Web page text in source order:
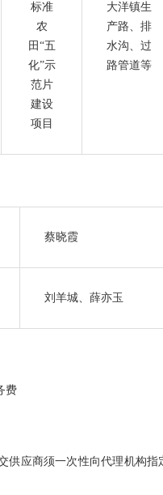
标准
农
田“五
化”示
范片
建设
项目
大洋镇生
产路、排
水沟、过
路管道等
蔡晓霞
刘羊城、薛亦玉
费
供应商须一次性向代理机构